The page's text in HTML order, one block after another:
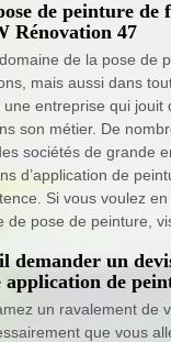
de peinture de
Rénovation 47
de la pose de
mais aussi dans
entreprise qui jouit
son métier. De
sociétés de grande
d’application de
Si vous voulez
de pose de peinture,
demander un
application de
un ravalement de
que vous